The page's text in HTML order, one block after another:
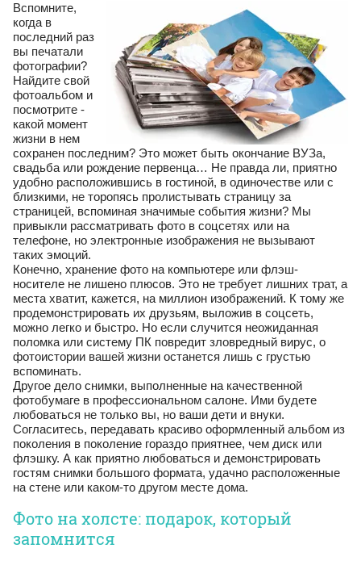
Вспомните,
когда в
последний раз
вы печатали
фотографии?
Найдите свой
фотоальбом и
посмотрите -
какой момент
жизни в нем
сохранен последним? Это может быть окончание ВУЗа,
свадьба или рождение первенца… Не правда ли, приятно
удобно расположившись в гостиной, в одиночестве или с
близкими, не торопясь пролистывать страницу за
страницей, вспоминая значимые события жизни? Мы
привыкли рассматривать фото в соцсетях или на
телефоне, но электронные изображения не вызывают
таких эмоций.
Конечно, хранение фото на компьютере или флэш-
носителе не лишено плюсов. Это не требует лишних трат, а
места хватит, кажется, на миллион изображений. К тому же
продемонстрировать их друзьям, выложив в соцсеть,
можно легко и быстро. Но если случится неожиданная
поломка или систему ПК повредит зловредный вирус, о
фотоистории вашей жизни останется лишь с грустью
вспоминать.
Другое дело снимки, выполненные на качественной
фотобумаге в профессиональном салоне. Ими будете
любоваться не только вы, но ваши дети и внуки.
Согласитесь, передавать красиво оформленный альбом из
поколения в поколение гораздо приятнее, чем диск или
флэшку. А как приятно любоваться и демонстрировать
гостям снимки большого формата, удачно расположенные
на стене или каком-то другом месте дома.
Фото на холсте: подарок, который
запомнится